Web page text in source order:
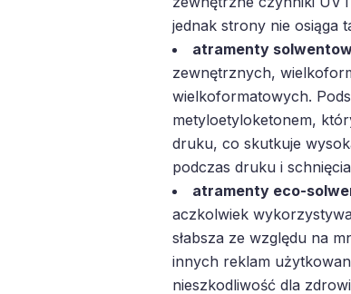
jednak strony nie osiąga
atramenty
zewnętrznych,
wielkoformatowych.
metyloetyloketonem,
druku, co skutkuje
podczas druku i
atramenty eco-
aczkolwiek
słabsza ze względu na
innych reklam
nieszkodliwość dla